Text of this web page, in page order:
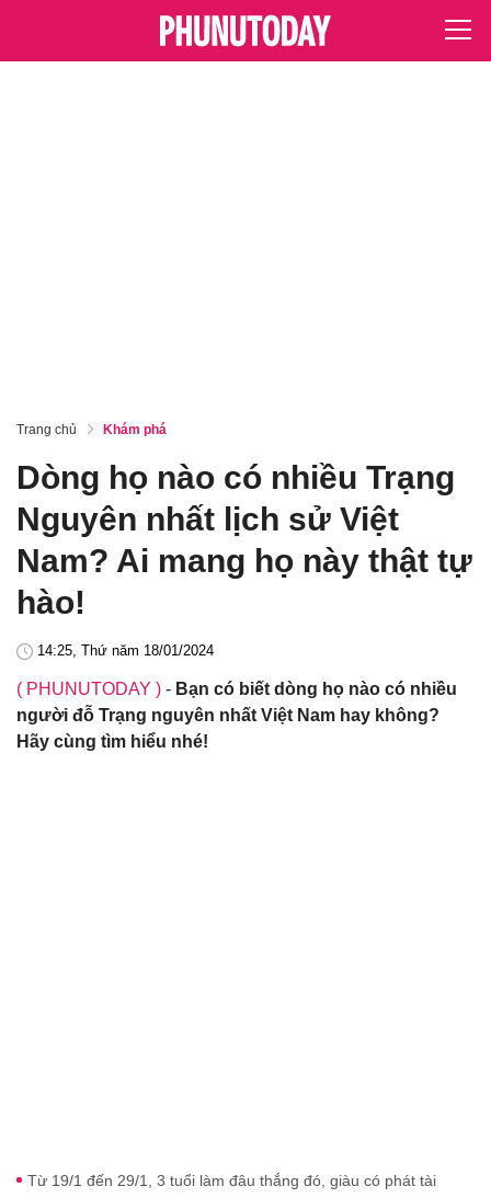
Trang chủ Khám phá
Dòng họ nào có nhiều Trạng
Nguyên nhất lịch sử Việt
Nam? Ai mang họ này thật tự
hào!
14:25, Thứ năm 18/01/2024
( PHUNUTODAY ) - Bạn có biết dòng họ nào có nhiều
người đỗ Trạng nguyên nhất Việt Nam hay không?
Hãy cùng tìm hiểu nhé!
Từ 19/1 đến 29/1, 3 tuổi làm đâu thắng đó, giàu có phát tài